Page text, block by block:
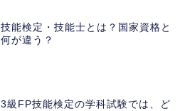
技能検定・技能士とは？国家資格と
何が違う？
3級FP技能検定の学科試験では、ど